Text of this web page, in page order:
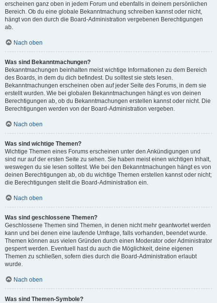
erscheinen ganz oben in jedem Forum und ebenfalls in deinem persönlichen
Bereich. Ob du eine globale Bekanntmachung schreiben kannst oder nicht,
hängt von den durch die Board-Administration vergebenen Berechtigungen
ab.
Nach oben
Was sind Bekanntmachungen?
Bekanntmachungen beinhalten meist wichtige Informationen zu dem Bereich
des Boards, in dem du dich befindest. Du solltest sie stets lesen.
Bekanntmachungen erscheinen oben auf jeder Seite des Forums, in dem sie
erstellt wurden. Wie bei globalen Bekanntmachungen hängt es von deinen
Berechtigungen ab, ob du Bekanntmachungen erstellen kannst oder nicht. Die
Berechtigungen werden von der Board-Administration vergeben.
Nach oben
Was sind wichtige Themen?
Wichtige Themen eines Forums erscheinen unter den Ankündigungen und
sind nur auf der ersten Seite zu sehen. Sie haben meist einen wichtigen Inhalt,
weswegen du sie lesen solltest. Wie bei den Bekanntmachungen hängt es von
deinen Berechtigungen ab, ob du wichtige Themen erstellen kannst oder nicht;
die Berechtigungen stellt die Board-Administration ein.
Nach oben
Was sind geschlossene Themen?
Geschlossene Themen sind Themen, in denen nicht mehr geantwortet werden
kann und bei denen eine laufende Umfrage, falls vorhanden, beendet wurde.
Themen können aus vielen Gründen durch einen Moderator oder Administrator
gesperrt werden. Eventuell hast du auch die Möglichkeit, deine eigenen
Themen zu schließen, sofern dies durch die Board-Administration erlaubt
wurde.
Nach oben
Was sind Themen-Symbole?